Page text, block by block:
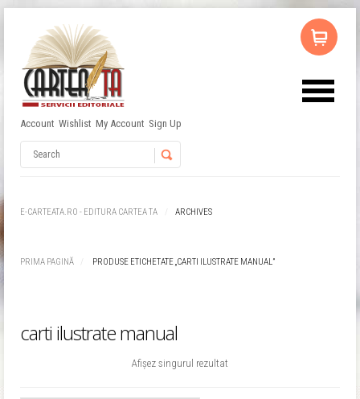
Account Wishlist My Account Sign Up
E-CARTEATA.RO - EDITURA CARTEA TA ARCHIVES
PRIMA PAGINĂ PRODUSE ETICHETATE „CARTI ILUSTRATE MANUAL”
carti ilustrate manual
Afișez singurul rezultat